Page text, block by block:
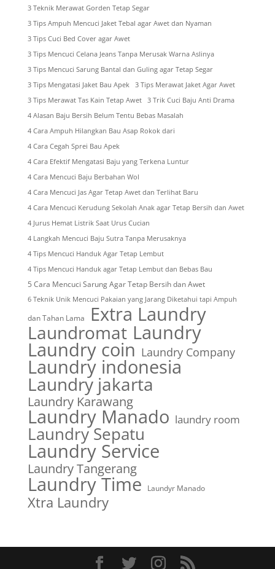
3 Teknik Merawat Gorden Tetap Segar
3 Tips Ampuh Mencuci Jaket Tebal agar Awet dan Nyaman
3 Tips Cuci Bed Cover agar Awet
3 Tips Mencuci Celana Jeans Tanpa Merusak Warna Aslinya
3 Tips Mencuci Sarung Bantal dan Guling agar Tetap Segar
3 Tips Mengatasi Jaket Bau Apek
3 Tips Merawat Jaket Agar Awet
3 Tips Merawat Tas Kain Tetap Awet
3 Trik Cuci Baju Anti Drama
4 Alasan Baju Bersih Belum Tentu Bebas Masalah
4 Cara Ampuh Hilangkan Bau Asap Rokok dari
4 Cara Cegah Sprei Bau Apek
4 Cara Efektif Mengatasi Baju yang Terkena Luntur
4 Cara Mencuci Baju Berbahan Wol
4 Cara Mencuci Jas Agar Tetap Awet dan Terlihat Baru
4 Cara Mencuci Kerudung Sekolah Anak agar Tetap Bersih dan Awet
4 Jurus Hemat Listrik Saat Urus Cucian
4 Langkah Mencuci Baju Sutra Tanpa Merusaknya
4 Tips Mencuci Handuk Agar Tetap Lembut
4 Tips Mencuci Handuk agar Tetap Lembut dan Bebas Bau
5 Cara Mencuci Sarung Agar Tetap Bersih dan Awet
6 Teknik Unik Mencuci Pakaian yang Jarang Diketahui tapi Ampuh
dan Tahan Lama Extra Laundry
Laundromat Laundry
Laundry coin Laundry Company
Laundry indonesia
Laundry jakarta
Laundry Karawang
Laundry Manado laundry room
Laundry Sepatu
Laundry Service
Laundry Tangerang
Laundry Time Laundyr Manado
Xtra Laundry